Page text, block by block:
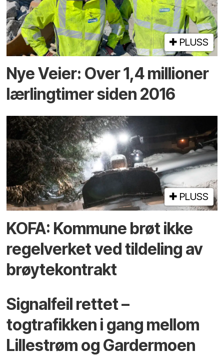
PLUSS
Nye Veier: Over 1,4 millioner
lærlingtimer siden 2016
PLUSS
KOFA: Kommune brøt ikke
regelverket ved tildeling av
brøytekontrakt
Signalfeil rettet –
togtrafikken i gang mellom
Lillestrøm og Gardermoen